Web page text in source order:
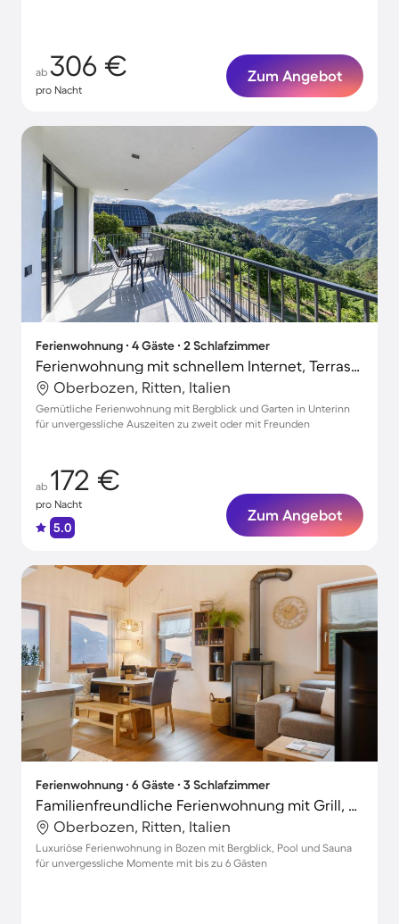
ab 306 €
pro Nacht
Zum Angebot
Ferienwohnung ∙ 4 Gäste ∙ 2 Schlafzimmer
Ferienwohnung mit schnellem Internet, Terrasse und Garten | Bergblick | Ideal für Homeoffice
Oberbozen, Ritten, Italien
Gemütliche Ferienwohnung mit Bergblick und Garten in Unterinn
für unvergessliche Auszeiten zu zweit oder mit Freunden
ab 172 €
pro Nacht
5.0
Zum Angebot
Ferienwohnung ∙ 6 Gäste ∙ 3 Schlafzimmer
Familienfreundliche Ferienwohnung mit Grill, Terrasse und Garten | Gartenblick | Ideal für Homeoffice
Oberbozen, Ritten, Italien
Luxuriöse Ferienwohnung in Bozen mit Bergblick, Pool und Sauna
für unvergessliche Momente mit bis zu 6 Gästen